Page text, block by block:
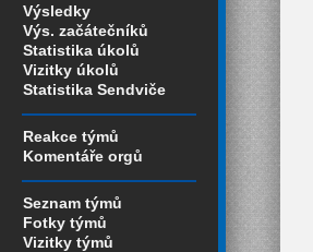
Výsledky
Výs. začátečníků
Statistika úkolů
Vizitky úkolů
Statistika Sendviče
Reakce týmů
Komentáře orgů
Seznam týmů
Fotky týmů
Vizitky týmů